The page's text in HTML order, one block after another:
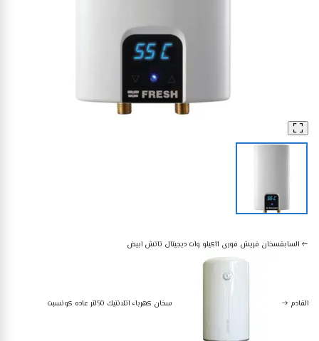
السابقسخان فريش فورى 11كيلو وات ديجيتال تاتش ابيض
القادم سخان كهرباء اتلانتيك 50لتر عاده كونسبت